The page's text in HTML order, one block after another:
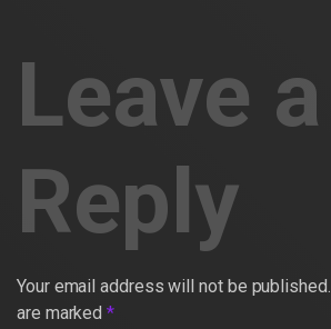
Leave a
Reply
Your email address will not be published.
are marked*